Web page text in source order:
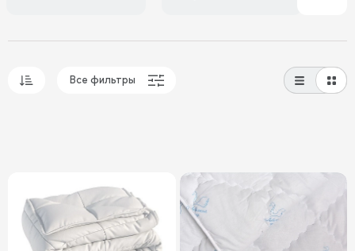
Все фильтры